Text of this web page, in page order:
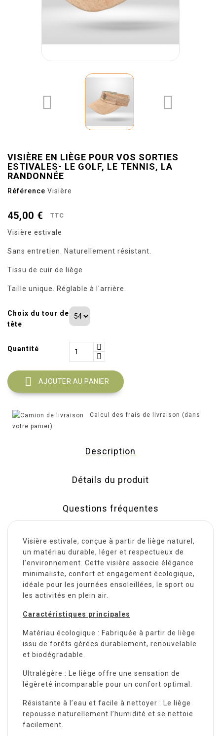
 
VISIÈRE EN LIÈGE POUR VOS SORTIES
ESTIVALES- LE GOLF, LE TENNIS, LA
RANDONNÉE
Référence Visière
45,00 € TTC
Visière estivale
Sans entretien. Naturellement résistant.
Tissu de cuir de liège
Taille unique. Réglable à l'arrière.
Choix du tour de
tête
Quantité
 AJOUTER AU PANIER
Calcul des frais de livraison (dans
votre panier)
Description
Détails du produit
Questions fréquentes
Visière estivale, conçue à partir de liège naturel,
un matériau durable, léger et respectueux de
l’environnement. Cette visière associe élégance
minimaliste, confort et engagement écologique,
idéale pour les journées ensoleillées, le sport ou
les activités en plein air.
Caractéristiques principales
Matériau écologique : Fabriquée à partir de liège
issu de forêts gérées durablement, renouvelable
et biodégradable.
Ultralégère : Le liège offre une sensation de
légèreté incomparable pour un confort optimal.
Résistante à l’eau et facile à nettoyer : Le liège
repousse naturellement l’humidité et se nettoie
facilement.